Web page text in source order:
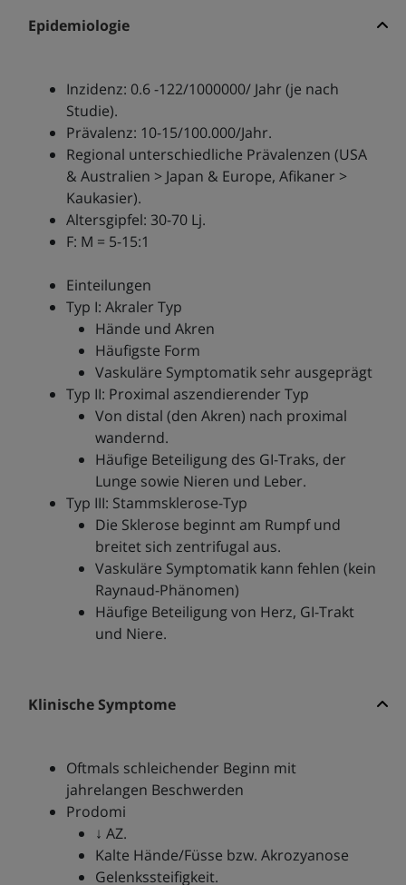
Epidemiologie
Inzidenz: 0.6 -122/1000000/ Jahr (je nach
Studie).
Prävalenz: 10-15/100.000/Jahr.
Regional unterschiedliche Prävalenzen (USA
& Australien > Japan & Europe, Afikaner >
Kaukasier).
Altersgipfel: 30-70 Lj.
F: M = 5-15:1
Einteilungen
Typ I: Akraler Typ
Hände und Akren
Häufigste Form
Vaskuläre Symptomatik sehr ausgeprägt
Typ II: Proximal aszendierender Typ
Von distal (den Akren) nach proximal
wandernd.
Häufige Beteiligung des GI-Traks, der
Lunge sowie Nieren und Leber.
Typ III: Stammsklerose-Typ
Die Sklerose beginnt am Rumpf und
breitet sich zentrifugal aus.
Vaskuläre Symptomatik kann fehlen (kein
Raynaud-Phänomen)
Häufige Beteiligung von Herz, GI-Trakt
und Niere.
Klinische Symptome
Oftmals schleichender Beginn mit
jahrelangen Beschwerden
Prodomi
↓ AZ.
Kalte Hände/Füsse bzw. Akrozyanose
Gelenkssteifigkeit.